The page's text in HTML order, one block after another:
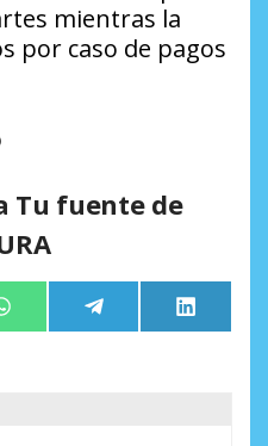
mientras la
por caso de pagos
Tu fuente de
Compartir
en
WhatsApp Compartir
en
Telegram
en
LinkedIn